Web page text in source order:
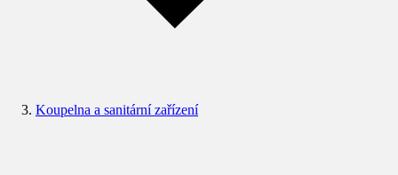
Koupelna a sanitární zařízení